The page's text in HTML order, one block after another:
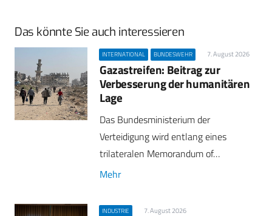
Das könnte Sie auch interessieren
INTERNATIONAL BUNDESWEHR 7. August 2026
Gazastreifen: Beitrag zur
Verbesserung der humanitären
Lage
Das Bundesministerium der
Verteidigung wird entlang eines
trilateralen Memorandum of…
Mehr
INDUSTRIE 7. August 2026